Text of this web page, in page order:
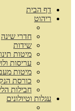
דף הבית
ריהוט
חדרי שינה
שידות
מיטות
עריסות
מיטות
כורסת
חבילות
עגלות וטיולונים